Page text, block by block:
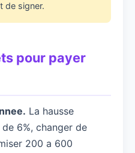
de signer.
pour payer
La hausse
6%, changer de
200 a 600